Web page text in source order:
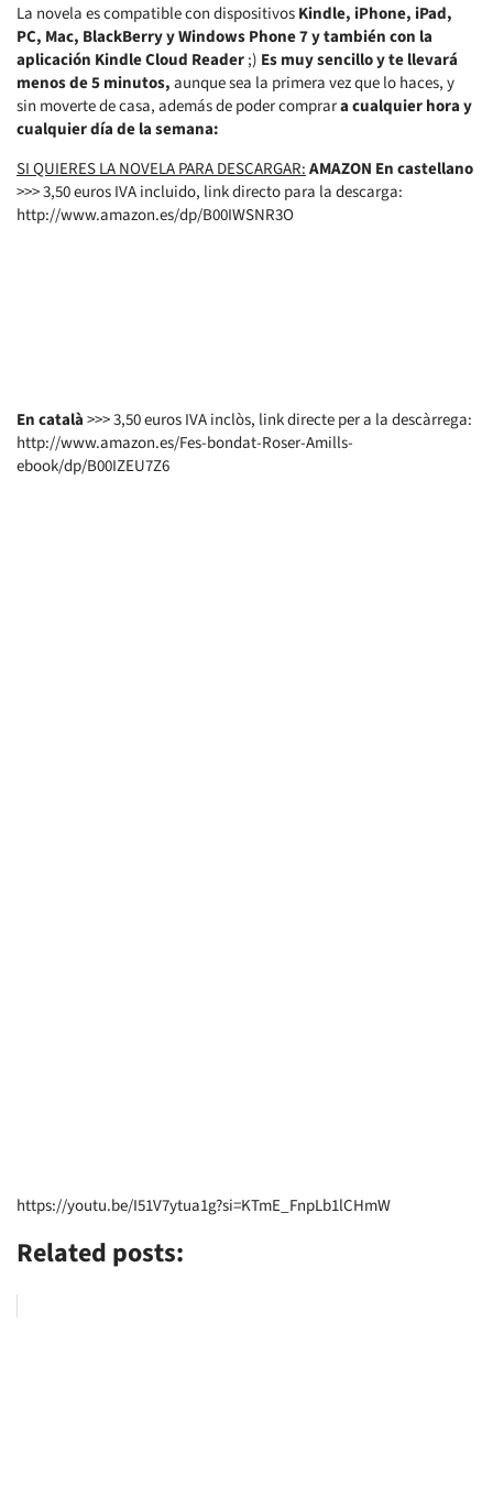
La novela es compatible con dispositivosKindle, iPhone, iPad,
PC, Mac, BlackBerry y Windows Phone 7 y también con la
aplicación Kindle Cloud Reader;) Es muy sencillo y te llevará
menos de 5 minutos,aunque sea la primera vez que lo haces, y
sin moverte de casa, además de poder comprara cualquier hora y
cualquier día de la semana:
SI QUIERES LA NOVELA PARA DESCARGAR:AMAZON En castellano
>>> 3,50 euros IVA incluido, link directo para la descarga:
http://www.amazon.es/dp/B00IWSNR3O
En català>>> 3,50 euros IVA inclòs, link directe per a la descàrrega:
http://www.amazon.es/Fes-bondat-Roser-Amills-
ebook/dp/B00IZEU7Z6
https://youtu.be/I51V7ytua1g?si=KTmE_FnpLb1lCHmW
Related posts: